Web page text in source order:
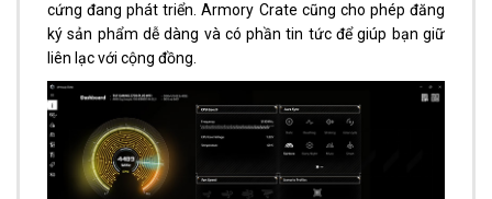
cứng đang phát triển. Armory Crate cũng cho phép đăng
ký sản phẩm dễ dàng và có phần tin tức để giúp bạn giữ
liên lạc với cộng đồng.